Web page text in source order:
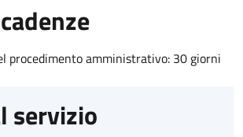
procedimento amministrativo: 30 giorni
servizio